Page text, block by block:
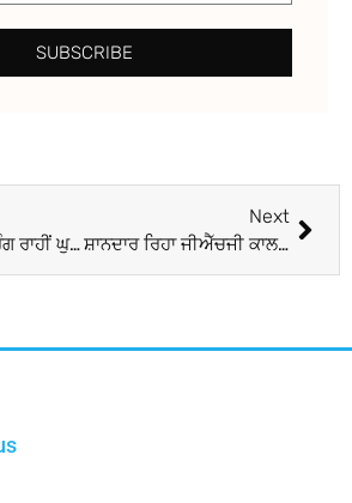
SUBSCRIBE
ਧੁੰਦ ਦੀ ਆੜ ਤੇ ਸੁਰੰਗ ਰਾਹੀਂ ਘੁਸਪੈਠ ਨੂੰ ਨਾਕਾਮ ਕਰਨ ਦੀ ਪੱਕੀ ਤਿਆਰੀ, ਸਰਹੱਦ ’ਤੇ ਆਧੁਨਿਕ ਤਕਨੀਕ ਤੋਂ ਮੂੰਹ ਦੀ ਖਾਏਗਾ ਦੁਸ਼ਮਣ
Next
ਸ਼ਾਨਦਾਰ ਰਿਹਾ ਜੀਐੱਚਜੀ ਕਾਲਜ ਦਾ ਬੀਐੱਡ ਨਤੀਜਾ